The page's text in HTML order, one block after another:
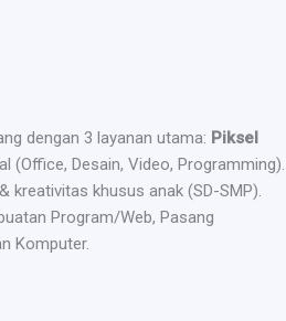
dengan 3 layanan utama: Piksel
(Office, Desain, Video, Programming).
kreativitas khusus anak (SD-SMP).
Program/Web, Pasang
Komputer.